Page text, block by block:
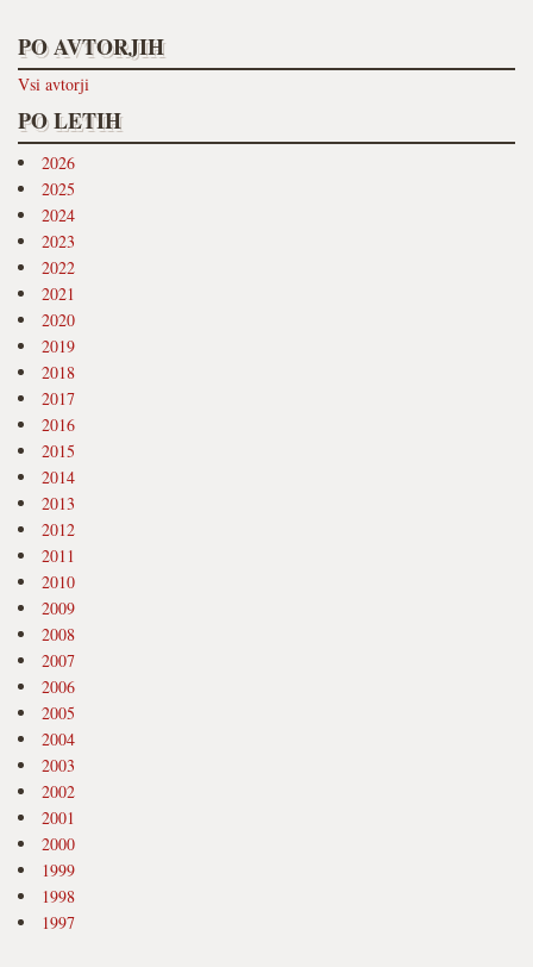
PO AVTORJIH
Vsi avtorji
PO LETIH
2026
2025
2024
2023
2022
2021
2020
2019
2018
2017
2016
2015
2014
2013
2012
2011
2010
2009
2008
2007
2006
2005
2004
2003
2002
2001
2000
1999
1998
1997